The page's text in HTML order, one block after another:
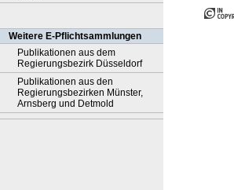
Weitere E-Pflichtsammlungen
Publikationen aus dem
Regierungsbezirk Düsseldorf
Publikationen aus den
Regierungsbezirken Münster,
Arnsberg und Detmold